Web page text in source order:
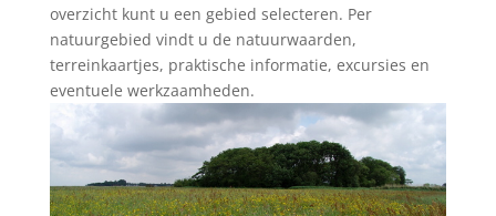
overzicht kunt u een gebied selecteren. Per
natuurgebied vindt u de natuurwaarden,
terreinkaartjes, praktische informatie, excursies en
eventuele werkzaamheden.